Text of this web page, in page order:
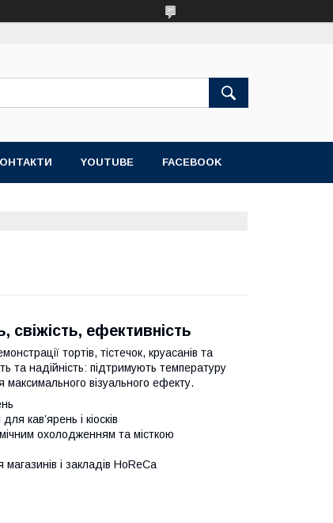
YOUTUBE FACEBOOK
ефективність
тортів, тістечок, круасанів та
та надійність: підтримують температуру
максимального візуального ефекту.
кав’ярень і кіосків
охолодженням та місткою
і закладів HoReCa